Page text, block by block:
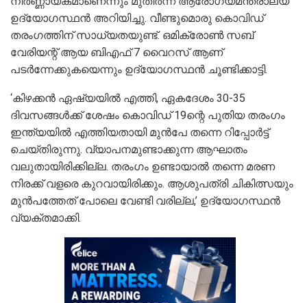
ഉദ്യോഗസ്ഥന്‍ അറിയിച്ചു. വീണ്ടുമൊരു കൊവിഡ്
തരംഗത്തിന് സാധ്യതയുണ്ട്. ഒമിക്രോണ്‍ സബ്
വേരിയന്റ് ആയ ബിഎഫ് 7 വൈറസ് ആണ്
പടര്‍ന്നേക്കുകയെന്നും ഉദ്യോഗസ്ഥന്‍ ചൂണ്ടിക്കാട്ടി.
‘കിഴക്കന്‍ ഏഷ്യയില്‍ എത്തി, ഏകദേശം 30-35
ദിവസങ്ങള്‍ക്ക് ശേഷം കൊവിഡ് 19ന്റെ പുതിയ തരംഗം
ഇന്ത്യയില്‍ എത്തിയതായി മുന്‍പേ തന്നെ റിപ്പോര്‍ട്ട്
ചെയ്തിരുന്നു. വ്യാപനമുണ്ടാക്കുന്ന ആഘാതം
വലുതായിരിക്കില്ല. തരംഗം ഉണ്ടായാല്‍ തന്നെ മരണ
നിരക്ക് വളരെ കുറവായിരിക്കും. ആശുപത്രി ചികിത്സയും
മുന്‍പത്തേത് പോലെ വേണ്ടി വരില്ല,’ ഉദ്യോഗസ്ഥന്‍
വ്യക്തമാക്കി.